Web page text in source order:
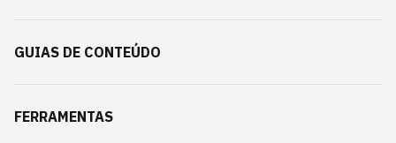
GUIAS DE CONTEÚDO
FERRAMENTAS